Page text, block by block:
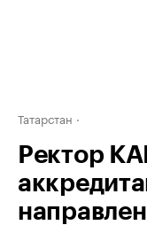
Татарстан
Ректор